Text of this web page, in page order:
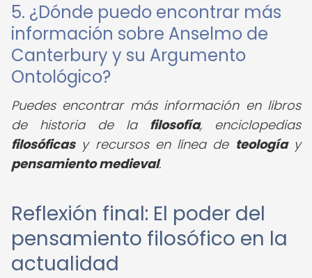
5. ¿Dónde puedo encontrar más
información sobre Anselmo de
Canterbury y su Argumento
Ontológico?
Puedes encontrar más información en libros
de historia de la filosofía, enciclopedias
filosóficasy recursos en línea de teologíay
pensamiento medieval.
Reflexión final: El poder del
pensamiento filosófico en la
actualidad